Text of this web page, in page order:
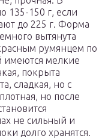
135-150 г, если
до 225 г. Форма
вытянута
румянцем по
имеются мелкие
покрыта
сладкая, но с
но после
не сильный и
долго хранятся.